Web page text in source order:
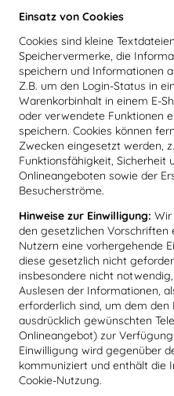
Einsatz von Cookies
Cookies sind kleine
Speichervermerke, die
speichern und Informationen
Z.B. um den Login-Status in
Warenkorbinhalt in einem E-
oder verwendete Funktionen
speichern. Cookies können
Zwecken eingesetzt werden,
Funktionsfähigkeit, Sicherheit
Onlineangeboten sowie der
Besucherströme.
Hinweise zur Einwilligung: Wir
den gesetzlichen Vorschriften
Nutzern eine vorhergehende
diese gesetzlich nicht
insbesondere nicht
Auslesen der Informationen,
erforderlich sind, um dem den
ausdrücklich gewünschten
Onlineangebot) zur
Einwilligung wird gegenüber
kommuniziert und enthält die
Cookie-Nutzung.